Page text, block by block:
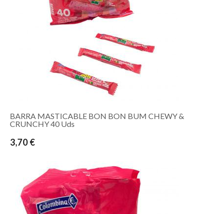
BARRA MASTICABLE BON BON BUM CHEWY &
CRUNCHY 40 Uds
3,70 €